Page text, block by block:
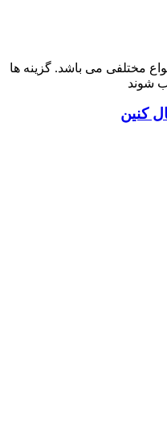
مختلفی می باشد. گزینه ها
شوند
کنین